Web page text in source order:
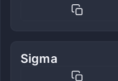
Sigma